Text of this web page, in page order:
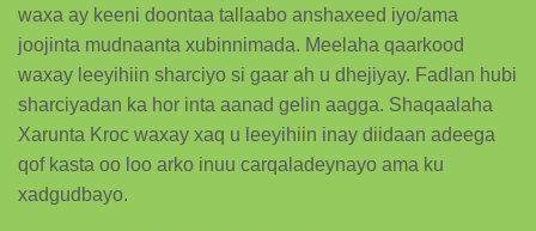
waxa ay keeni doontaa tallaabo anshaxeed iyo/ama
joojinta mudnaanta xubinnimada. Meelaha qaarkood
waxay leeyihiin sharciyo si gaar ah u dhejiyay. Fadlan hubi
sharciyadan ka hor inta aanad gelin aagga. Shaqaalaha
Xarunta Kroc waxay xaq u leeyihiin inay diidaan adeega
qof kasta oo loo arko inuu carqaladeynayo ama ku
xadgudbayo.